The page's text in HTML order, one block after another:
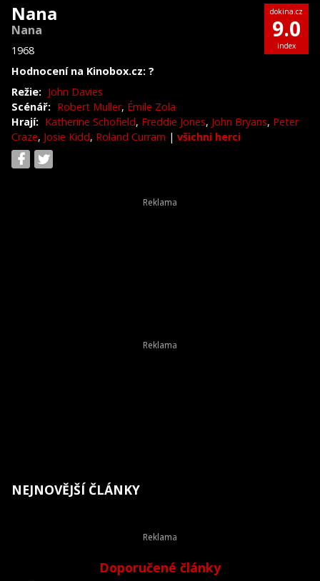
Nana
Nana
1968
Hodnocení na Kinobox.cz: ?
dokina.cz
9.0
index
Režie: John Davies
Scénář: Robert Muller, Émile Zola
Hrají: Katherine Schofield, Freddie Jones, John Bryans, Peter
Craze, Josie Kidd, Roland Curram | všichni herci
NEJNOVĚJŠÍ ČLÁNKY
Doporučené články